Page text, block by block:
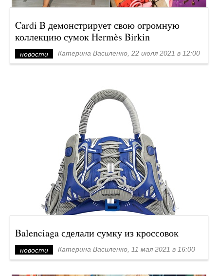
Cardi B демонстрирует свою огромную
коллекцию сумок Hermès Birkin
новости Катерина Василенко, 22 июля 2021 в 12:00
Balenciaga сделали сумку из кроссовок
новости Катерина Василенко, 11 мая 2021 в 16:00